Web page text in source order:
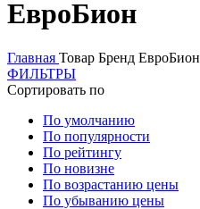
ЕвроБион
Главная Товар Бренд ЕвроБион
ФИЛЬТРЫ
Сортировать по
По умолчанию
По популярности
По рейтингу
По новизне
По возрастанию цены
По убыванию цены